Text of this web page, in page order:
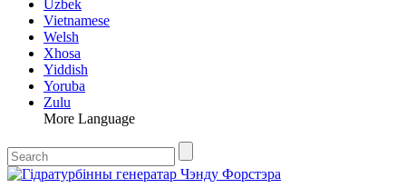
Uzbek
Vietnamese
Welsh
Xhosa
Yiddish
Yoruba
Zulu
More Language